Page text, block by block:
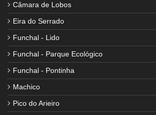
Câmara de Lobos
Eira do Serrado
Funchal - Lido
Funchal - Parque Ecológico
Funchal - Pontinha
Machico
Pico do Arieiro